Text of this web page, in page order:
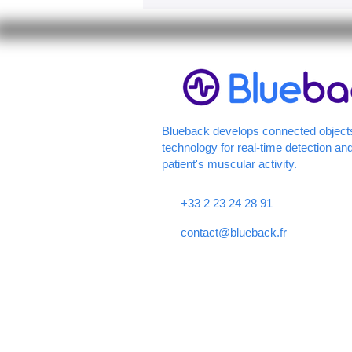
A
Blueback develops connected
technology for real-time detection
patient's muscular activity.
+33 2 23 24 28 91
contact@blueback.fr